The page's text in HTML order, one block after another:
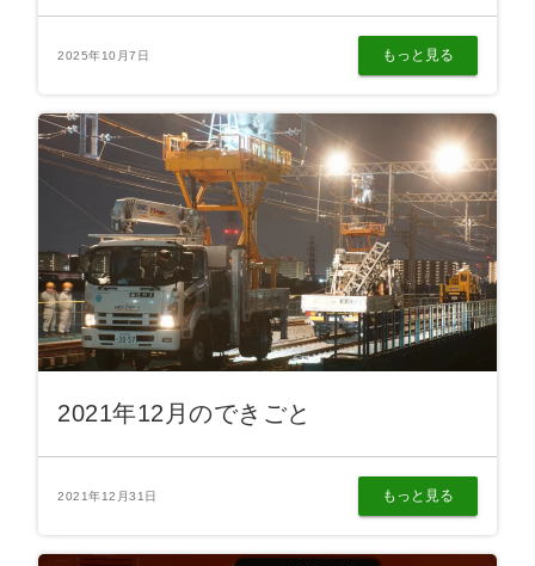
2025年10月7日 もっと見る
2021年12月のできごと
2021年12月31日 もっと見る